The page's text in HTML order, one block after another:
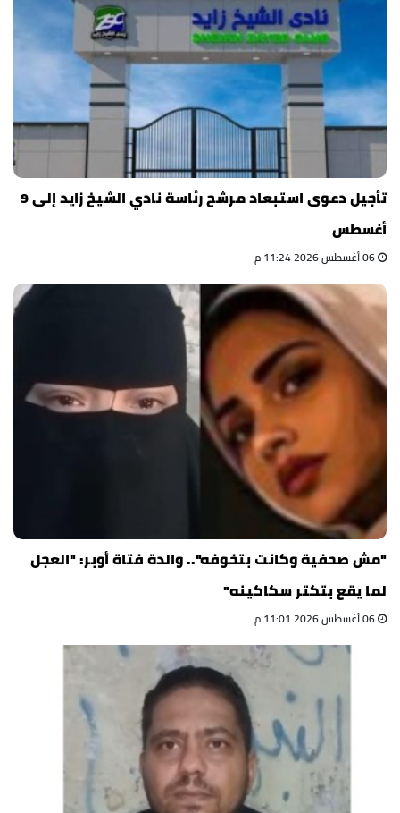
تأجيل دعوى استبعاد مرشح رئاسة نادي الشيخ زايد إلى 9
أغسطس
"مش صحفية وكانت بتخوفه".. والدة فتاة أوبر: "العجل
لما يقع بتكتر سكاكينه"